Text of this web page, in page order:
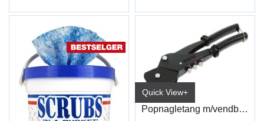
Quick View+
Popnagletang m/vendbart hode